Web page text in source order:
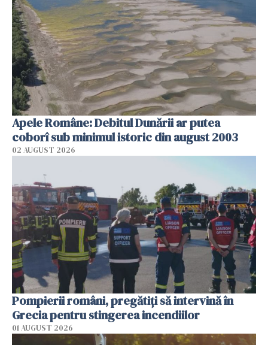
Apele Române: Debitul Dunării ar putea
coborî sub minimul istoric din august 2003
02 AUGUST 2026
Pompierii români, pregătiţi să intervină în
Grecia pentru stingerea incendiilor
01 AUGUST 2026